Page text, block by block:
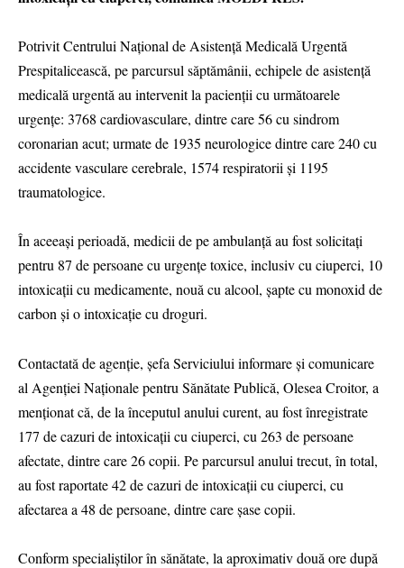
Potrivit Centrului Național de Asistență Medicală Urgentă
Prespitalicească, pe parcursul săptămânii, echipele de asistență
medicală urgentă au intervenit la pacienții cu următoarele
urgențe: 3768 cardiovasculare, dintre care 56 cu sindrom
coronarian acut; urmate de 1935 neurologice dintre care 240 cu
accidente vasculare cerebrale, 1574 respiratorii și 1195
traumatologice.
În aceeași perioadă, medicii de pe ambulanță au fost solicitați
pentru 87 de persoane cu urgențe toxice, inclusiv cu ciuperci, 10
intoxicații cu medicamente, nouă cu alcool, șapte cu monoxid de
carbon și o intoxicație cu droguri.
Contactată de agenție, șefa Serviciului informare și comunicare
al Agenției Naționale pentru Sănătate Publică, Olesea Croitor, a
menționat că, de la începutul anului curent, au fost înregistrate
177 de cazuri de intoxicații cu ciuperci, cu 263 de persoane
afectate, dintre care 26 copii. Pe parcursul anului trecut, în total,
au fost raportate 42 de cazuri de intoxicații cu ciuperci, cu
afectarea a 48 de persoane, dintre care șase copii.
Conform specialiștilor în sănătate, la aproximativ două ore după